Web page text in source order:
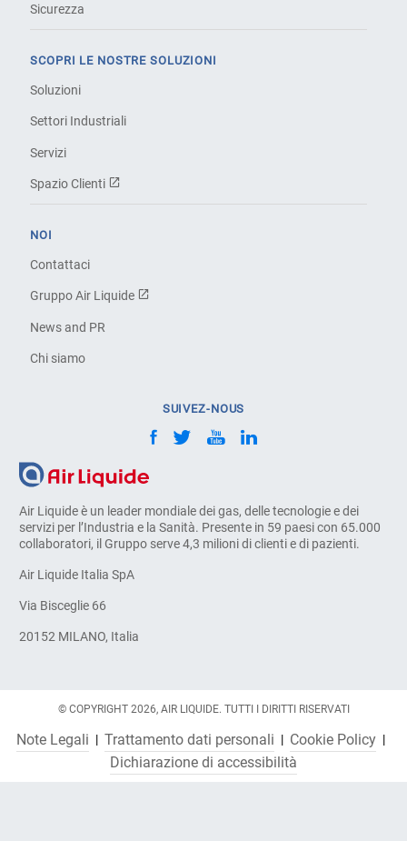
Air Liquide è un leader mondiale dei gas, delle tecnologie e dei
servizi per l’Industria e la Sanità. Presente in 59 paesi con 65.000
collaboratori, il Gruppo serve 4,3 milioni di clienti e di pazienti.
Air Liquide Italia SpA
Via Bisceglie 66
20152 MILANO, Italia
Sicurezza
SCOPRI LE NOSTRE SOLUZIONI
Soluzioni
Settori Industriali
Servizi
Spazio Clienti
NOI
Contattaci
Gruppo Air Liquide
News and PR
Chi siamo
SUIVEZ-NOUS
© COPYRIGHT 2026, AIR LIQUIDE. TUTTI I DIRITTI RISERVATI
Note Legali Trattamento dati personali
Cookie Policy
Dichiarazione di accessibilità